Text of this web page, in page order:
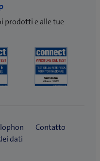
prodotti e alle tue